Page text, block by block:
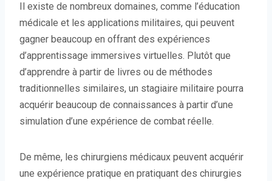
Il existe de nombreux domaines, comme l’éducation
médicale et les applications militaires, qui peuvent
gagner beaucoup en offrant des expériences
d’apprentissage immersives virtuelles. Plutôt que
d’apprendre à partir de livres ou de méthodes
traditionnelles similaires, un stagiaire militaire pourra
acquérir beaucoup de connaissances à partir d’une
simulation d’une expérience de combat réelle.
De même, les chirurgiens médicaux peuvent acquérir
une expérience pratique en pratiquant des chirurgies